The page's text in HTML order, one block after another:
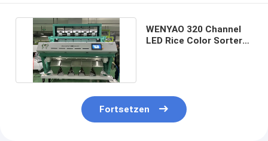
WENYAO 320 Channel
LED Rice Color Sorter
Fortsetzen